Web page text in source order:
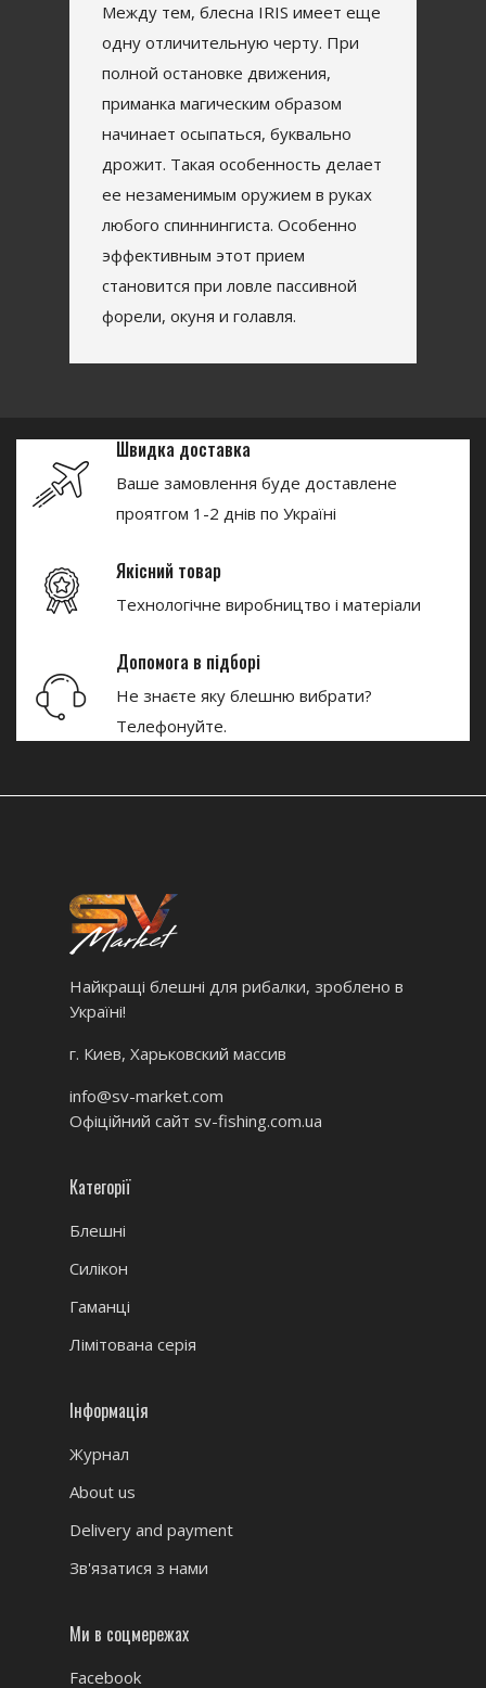
Между тем, блесна IRIS имеет еще
одну отличительную черту. При
полной остановке движения,
приманка магическим образом
начинает осыпаться, буквально
дрожит. Такая особенность делает
ее незаменимым оружием в руках
любого спиннингиста. Особенно
эффективным этот прием
становится при ловле пассивной
форели, окуня и голавля.
Швидка доставка
Ваше замовлення буде доставлене
проятгом 1-2 днів по Україні
Якісний товар
Технологічне виробництво і матеріали
Допомога в підборі
Не знаєте яку блешню вибрати?
Телефонуйте.
Найкращі блешні для рибалки, зроблено в
Україні!
г. Киев, Харьковский массив
info@sv-market.com
Офіційний сайт sv-fishing.com.ua
Категорії
Блешні
Силікон
Гаманці
Лімітована серія
Інформація
Журнал
About us
Delivery and payment
Зв'язатися з нами
Ми в соцмережах
Facebook